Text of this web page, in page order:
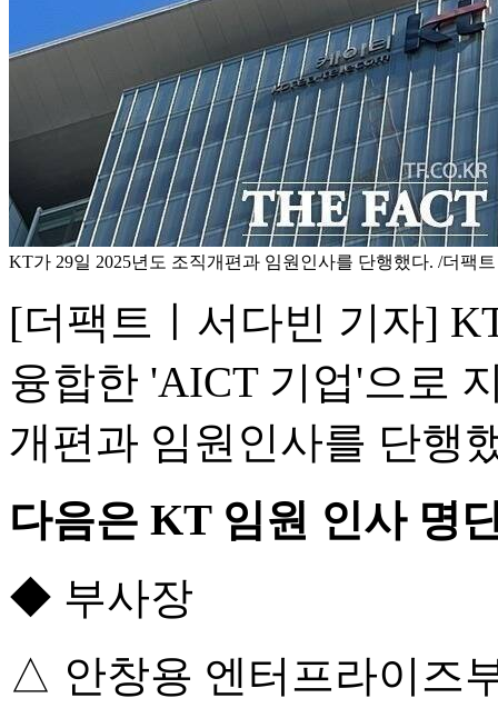
KT가 29일 2025년도 조직개편과 임원인사를 단행했다. /더팩
[더팩트ㅣ서다빈 기자]
융합한 'AICT 기업'으로
개편과 임원인사를 단행
다음은 KT 임원 인사 명
◆ 부사장
△ 안창용 엔터프라이즈